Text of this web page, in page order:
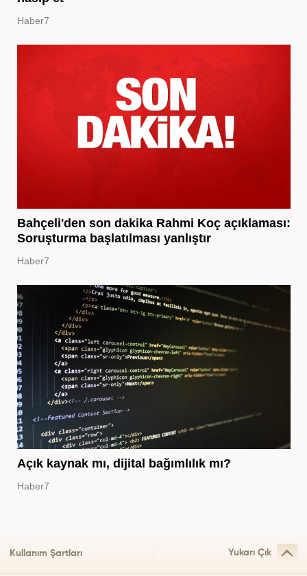
Haber7
Bahçeli'den son dakika Rahmi Koç açıklaması:
Soruşturma başlatılması yanlıştır
Haber7
Açık kaynak mı, dijital bağımlılık mı?
Haber7
Kullanım Şartları Yukarı Çık